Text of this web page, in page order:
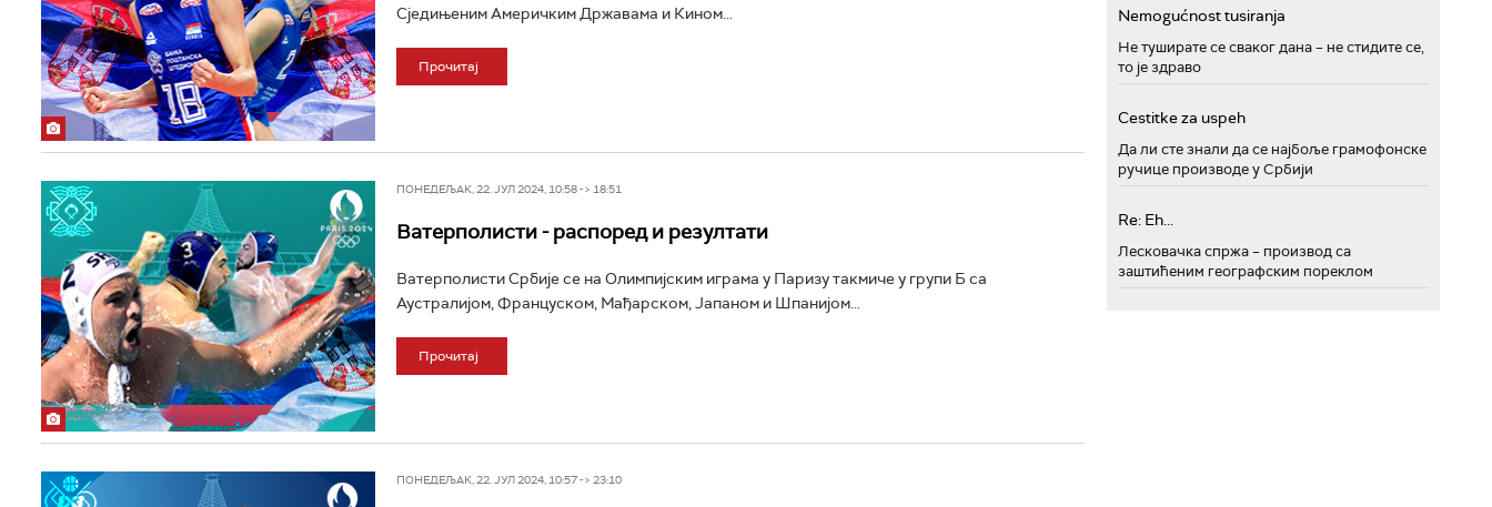
Сједињеним Америчким Државама и Кином...
Прочитај
ПОНЕДЕЉАК, 22. ЈУЛ 2024, 10:58 -> 18:51
Ватерполисти - распоред и резултати
Ватерполисти Србије се на Олимпијским играма у Паризу такмиче у групи Б са
Аустралијом, Француском, Мађарском, Јапаном и Шпанијом...
Прочитај
ПОНЕДЕЉАК, 22. ЈУЛ 2024, 10:57 -> 23:10
Nemogućnost tusiranja
Не туширате се сваког дана – не стидите се,
то је здраво
Cestitke za uspeh
Да ли сте знали да се најбоље грамофонске
ручице производе у Србији
Re: Eh...
Лесковачка спржа – производ са
заштићеним географским пореклом